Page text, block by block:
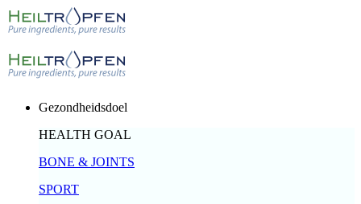
Gezondheidsdoel
HEALTH GOAL
BONE & JOINTS
SPORT